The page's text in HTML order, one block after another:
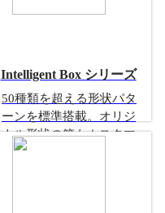
Intelligent Box シリーズ
50種類を超える形状パタ
ーンを標準搭載。オリジ
ナル形状の箱もカスタマ
イズで対応可能な小ロッ